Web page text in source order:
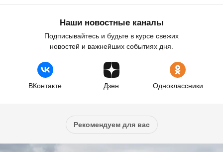
Наши новостные каналы
Подписывайтесь и будьте в курсе свежих
новостей и важнейших событиях дня.
ВКонтакте Дзен Одноклассники
Рекомендуем для вас